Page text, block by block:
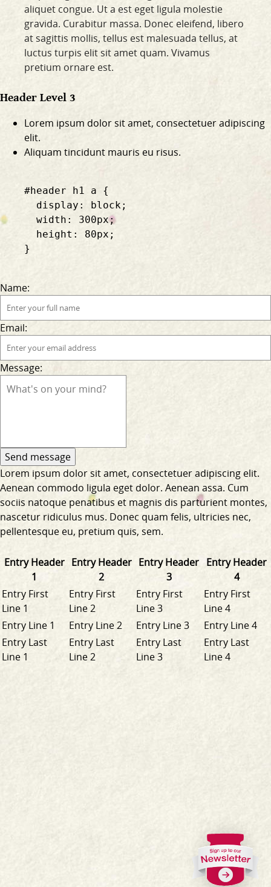
aliquet congue. Ut a est eget ligula molestie
gravida. Curabitur massa. Donec eleifend, libero
at sagittis mollis, tellus est malesuada tellus, at
luctus turpis elit sit amet quam. Vivamus
pretium ornare est.
Header Level 3
Lorem ipsum dolor sit amet, consectetuer adipiscing
elit.
Aliquam tincidunt mauris eu risus.
    #header h1 a {
      display: block;
      width: 300px;
      height: 80px;
    }
Name:
Email:
Message:
Lorem ipsum dolor sit amet, consectetuer adipiscing elit.
Aenean commodo ligula eget dolor. Aenean assa. Cum
sociis natoque penatibus et magnis dis parturient montes,
nascetur ridiculus mus. Donec quam felis, ultricies nec,
pellentesque eu, pretium quis, sem.
Entry Header
1
Entry Header
2
Entry Header
3
Entry Header
4
Entry First
Line 1
Entry First
Line 2
Entry First
Line 3
Entry First
Line 4
Entry Line 1
Entry Line 2 Entry Line 3
Entry Line 4
Entry Last
Line 1
Entry Last
Line 2
Entry Last
Line 3
Entry Last
Line 4